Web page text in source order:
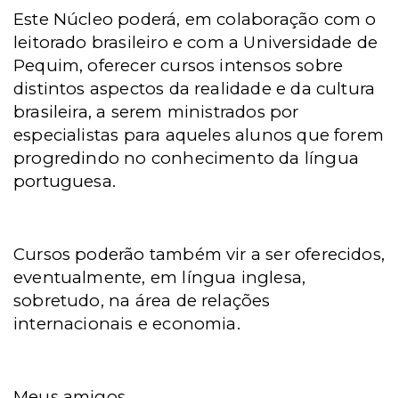
Este Núcleo poderá, em colaboração com o
leitorado brasileiro e com a Universidade de
Pequim, oferecer cursos intensos sobre
distintos aspectos da realidade e da cultura
brasileira, a serem ministrados por
especialistas para aqueles alunos que forem
progredindo no conhecimento da língua
portuguesa.
Cursos poderão também vir a ser oferecidos,
eventualmente, em língua inglesa,
sobretudo, na área de relações
internacionais e economia.